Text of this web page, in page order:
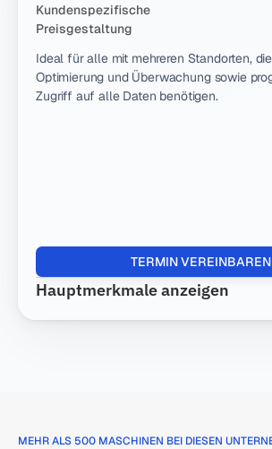
Jobs
Kundenspezifische
Preisgestaltung
Ideal für alle mit mehreren Standorten,
Optimierung und Überwachung sowie
Zugriff auf alle Daten benötigen.
TERMIN VEREINBAREN
Hauptmerkmale anzeigen
MEHR ALS 500 MASCHINEN BEI DIESEN